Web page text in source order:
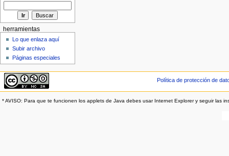
herramientas
Lo que enlaza aquí
Subir archivo
Páginas especiales
Política de protección de
* AVISO: Para que te funcionen los applets de Java debes usar Internet Explorer y seguir las